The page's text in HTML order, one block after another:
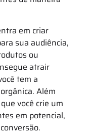
em criar
sua audiência,
ou
atrair
tem a
Além
você crie um
em potencial,